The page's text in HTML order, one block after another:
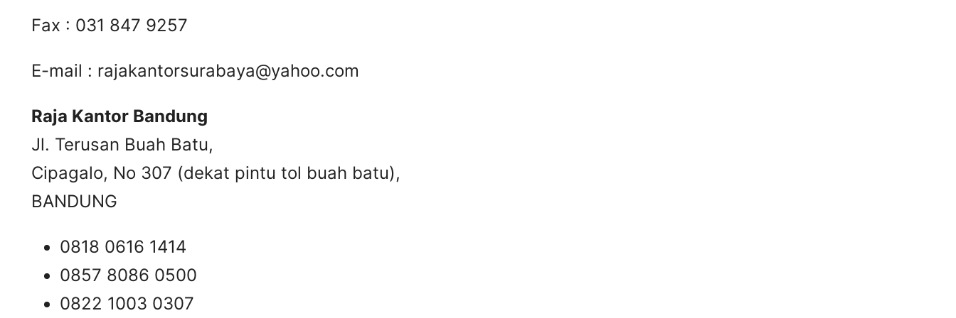
Fax : 031 847 9257
E-mail : rajakantorsurabaya@yahoo.com
Raja Kantor Bandung
Jl. Terusan Buah Batu,
Cipagalo, No 307 (dekat pintu tol buah batu),
BANDUNG
0818 0616 1414
0857 8086 0500
0822 1003 0307